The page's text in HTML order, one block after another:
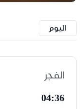
اليوم
الفجر
04:36